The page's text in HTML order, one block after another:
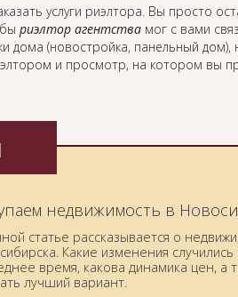
услуги риэлтора. Вы просто
риэлтор агентствамог с вами
дома (новостройка, панельный дом),
и просмотр, на котором вы
недвижимость в
статье рассказывается о
Какие изменения
время, какова динамика цен, а
лучший вариант.